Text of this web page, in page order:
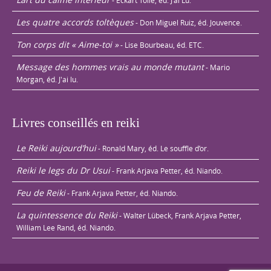
Les quatre accords toltèques- Don Miguel Ruiz, éd. Jouvence.
Ton corps dit « Aime-toi »- Lise Bourbeau, éd. ETC.
Message des hommes vrais au monde mutant- Mario
Morgan, éd. J'ai lu.
Livres conseillés en reiki
Le Reiki aujourd’hui- Ronald Mary, éd. Le souffle d’or.
Reiki le legs du Dr Usui- Frank Arjava Petter, éd. Niando.
Feu de Reiki- Frank Arjava Petter, éd. Niando.
La quintessence du Reiki- Walter Lübeck, Frank Arjava Petter,
William Lee Rand, éd. Niando.